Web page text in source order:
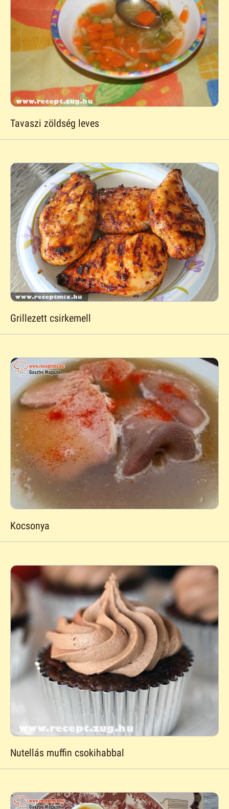
Tavaszi zöldség leves
Grillezett csirkemell
Kocsonya
Nutellás muffin csokihabbal